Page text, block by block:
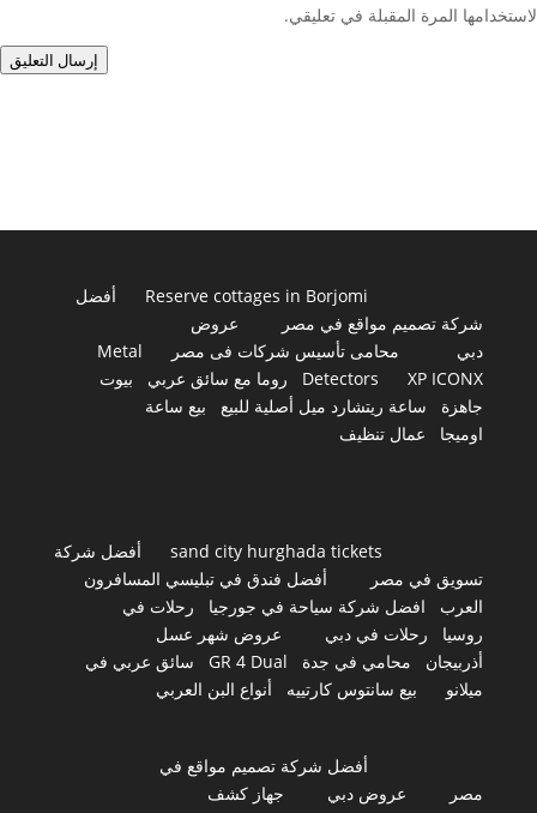
لاستخدامها المرة المقبلة في تعليقي.
إرسال التعليق
Reserve cottages in Borjomi
أفضل
شركة تصميم مواقع في مصر
عروض
دبي
محامى تأسيس شركات فى مصر
Metal
Detectors
XP ICONX روما مع سائق عربي
بيوت
جاهزة
ساعة ريتشارد ميل أصلية للبيع
بيع ساعة
اوميجا
عمال تنظيف
sand city hurghada tickets
أفضل شركة
تسويق في مصر
أفضل فندق في تبليسي المسافرون
العرب
افضل شركة سياحة في جورجيا
رحلات في
روسيا
رحلات في دبي
عروض شهر عسل
أذربيجان
محامي في جدة GR 4 Dual
سائق عربي في
ميلانو
بيع سانتوس كارتييه أنواع البن العربي
أفضل شركة تصميم مواقع في
مصر
عروض دبي
جهاز كشف